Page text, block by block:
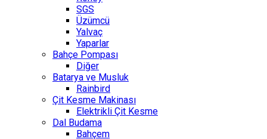
SGS
Üzümcü
Yalvaç
Yaparlar
Bahçe Pompası
Diğer
Batarya ve Musluk
Rainbird
Çit Kesme Makinası
Elektrikli Çit Kesme
Dal Budama
Bahçem